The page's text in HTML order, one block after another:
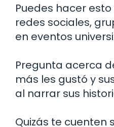
Puedes hacer
redes sociales,
en eventos
Pregunta acerca
más les gustó y
al narrar sus
Quizás te cuenten